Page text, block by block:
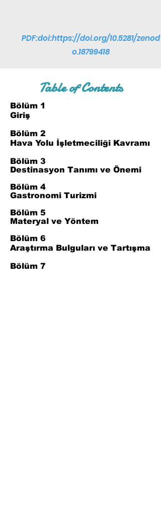
PDF:doi:https://doi.org/10.5281/zenod
o.18799418
Table of Contents
Bölüm 1
Giriş
Bölüm 2
Hava Yolu İşletmeciliği Kavramı
Bölüm 3
Destinasyon Tanımı ve Önemi
Bölüm 4
Gastronomi Turizmi
Bölüm 5
Materyal ve Yöntem
Bölüm 6
Araştırma Bulguları ve Tartışma
Bölüm 7